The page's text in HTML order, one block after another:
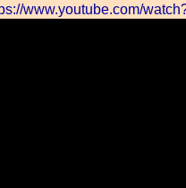
www.youtube.com/